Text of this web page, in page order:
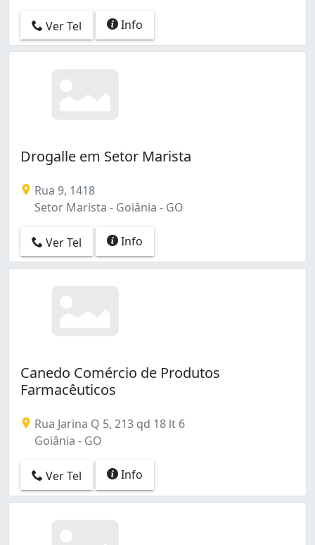
Ver Tel Info
Drogalle em Setor Marista
Rua 9, 1418
Setor Marista - Goiânia - GO
Ver Tel Info
Canedo Comércio de Produtos
Farmacêuticos
Rua Jarina Q 5, 213 qd 18 lt 6
Goiânia - GO
Ver Tel Info